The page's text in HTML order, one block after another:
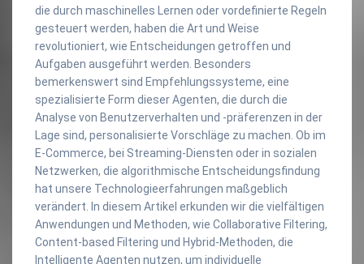
die durch maschinelles Lernen oder vordefinierte Regeln
gesteuert werden, haben die Art und Weise
revolutioniert, wie Entscheidungen getroffen und
Aufgaben ausgeführt werden. Besonders
bemerkenswert sind Empfehlungssysteme, eine
spezialisierte Form dieser Agenten, die durch die
Analyse von Benutzerverhalten und -präferenzen in der
Lage sind, personalisierte Vorschläge zu machen. Ob im
E-Commerce, bei Streaming-Diensten oder in sozialen
Netzwerken, die algorithmische Entscheidungsfindung
hat unsere Technologieerfahrungen maßgeblich
verändert. In diesem Artikel erkunden wir die vielfältigen
Anwendungen und Methoden, wie Collaborative Filtering,
Content-based Filtering und Hybrid-Methoden, die
Intelligente Agenten nutzen, um individuelle